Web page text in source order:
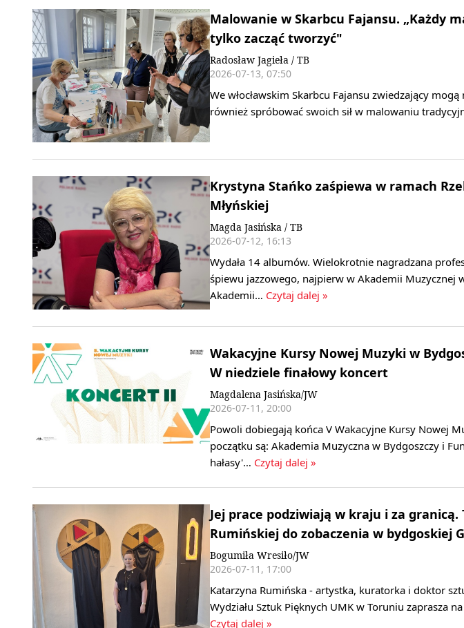
Malowanie w Skarbcu Fajansu. „Każdy
tylko zacząć tworzyć"
Radosław Jagieła / TB
2026-07-13, 07:50
We włocławskim Skarbcu Fajansu zwiedzający
również spróbować swoich sił w malowaniu
Krystyna Stańko zaśpiewa w ramach
Młyńskiej
Magda Jasińska / TB
2026-07-12, 16:13
Wydała 14 albumów. Wielokrotnie nagradzana
śpiewu jazzowego, najpierw w Akademii Muzycznej
Akademii… Czytaj dalej »
Wakacyjne Kursy Nowej Muzyki w
W niedziele finałowy koncert
Magdalena Jasińska/JW
2026-07-11, 20:00
Powoli dobiegają końca V Wakacyjne Kursy Nowej
początku są: Akademia Muzyczna w Bydgoszczy i
hałasy'… Czytaj dalej »
Jej prace podziwiają w kraju i za granicą.
Rumińskiej do zobaczenia w bydgoskiej
Bogumiła Wresiło/JW
2026-07-11, 17:00
Katarzyna Rumińska - artystka, kuratorka i doktor
Wydziału Sztuk Pięknych UMK w Toruniu zaprasza
Czytaj dalej »